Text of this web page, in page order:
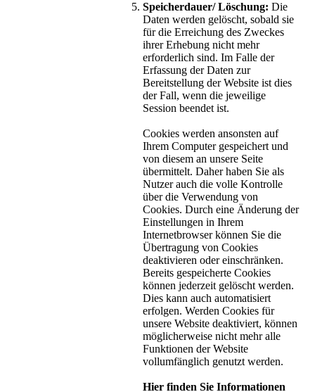
Speicherdauer/ Löschung: Die
Daten werden gelöscht, sobald sie
für die Erreichung des Zweckes
ihrer Erhebung nicht mehr
erforderlich sind. Im Falle der
Erfassung der Daten zur
Bereitstellung der Website ist dies
der Fall, wenn die jeweilige
Session beendet ist.
Cookies werden ansonsten auf
Ihrem Computer gespeichert und
von diesem an unsere Seite
übermittelt. Daher haben Sie als
Nutzer auch die volle Kontrolle
über die Verwendung von
Cookies. Durch eine Änderung der
Einstellungen in Ihrem
Internetbrowser können Sie die
Übertragung von Cookies
deaktivieren oder einschränken.
Bereits gespeicherte Cookies
können jederzeit gelöscht werden.
Dies kann auch automatisiert
erfolgen. Werden Cookies für
unsere Website deaktiviert, können
möglicherweise nicht mehr alle
Funktionen der Website
vollumfänglich genutzt werden.
Hier finden Sie Informationen